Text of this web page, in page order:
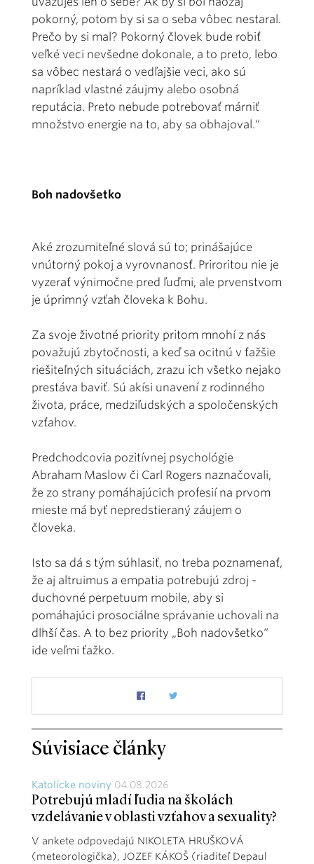
pokorný, potom by si sa o seba vôbec nestaral.
Prečo by si mal? Pokorný človek bude robiť
veľké veci nevšedne dokonale, a to preto, lebo
sa vôbec nestará o vedľajšie veci, ako sú
napríklad vlastné záujmy alebo osobná
reputácia. Preto nebude potrebovať márniť
množstvo energie na to, aby sa obhajoval.“
Boh nadovšetko
Aké zrozumiteľné slová sú to; prinášajúce
vnútorný pokoj a vyrovnanosť. Priroritou nie je
vyzerať výnimočne pred ľuďmi, ale prvenstvom
je úprimný vzťah človeka k Bohu.
Za svoje životné priority pritom mnohí z nás
považujú zbytočnosti, a keď sa ocitnú v ťažšie
riešiteľných situáciách, zrazu ich všetko nejako
prestáva baviť. Sú akísi unavení z rodinného
života, práce, medziľudských a spoločenských
vzťahov.
Predchodcovia pozitívnej psychológie
Abraham Maslow či Carl Rogers naznačovali,
že zo strany pomáhajúcich profesií na prvom
mieste má byť nepredstieraný záujem o
človeka.
Isto sa dá s tým súhlasiť, no treba poznamenať,
že aj altruimus a empatia potrebujú zdroj -
duchovné perpetuum mobile, aby si
pomáhajúci prosociálne správanie uchovali na
dlhší čas. A to bez priority „Boh nadovšetko“
ide veľmi ťažko.
Súvisiace články
Katolícke noviny 04.08.2026
Potrebujú mladí ľudia na školách
vzdelávanie v oblasti vzťahov a sexuality?
V ankete odpovedajú NIKOLETA HRUŠKOVÁ
(meteorologička), JOZEF KÁKOŠ (riaditeľ Depaul